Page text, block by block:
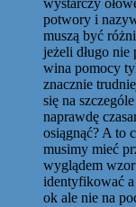
wystarczy
potwory i
muszą być
jeżeli długo
wina pomocy
znacznie
się na
naprawdę
osiągnąć? A to
musimy mieć
wyglądem
identyfikować
ok ale nie na